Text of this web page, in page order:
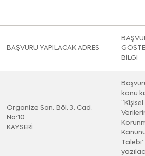
BAŞVURU YAPILACAK ADRES
BİLGİ
Organize San. Böl. 3. Cad.
No:10
KAYSERİ
konu
“Kişisel
Talebi”